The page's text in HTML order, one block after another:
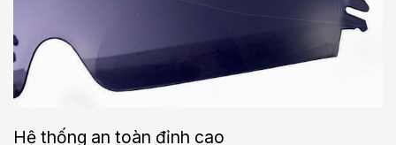
Hệ thống an toàn đỉnh cao